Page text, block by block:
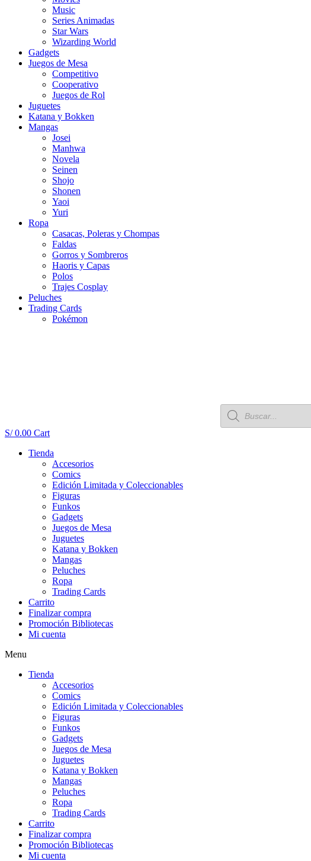
Music
Series Animadas
Star Wars
Wizarding World
Gadgets
Juegos de Mesa
Competitivo
Cooperativo
Juegos de Rol
Juguetes
Katana y Bokken
Mangas
Josei
Manhwa
Novela
Seinen
Shojo
Shonen
Yaoi
Yuri
Ropa
Casacas, Poleras y Chompas
Faldas
Gorros y Sombreros
Haoris y Capas
Polos
Trajes Cosplay
Peluches
Trading Cards
Pokémon
Búsqueda
de
productos
S/0.00 Cart
Tienda
Accesorios
Comics
Edición Limitada y Coleccionables
Figuras
Funkos
Gadgets
Juegos de Mesa
Juguetes
Katana y Bokken
Mangas
Peluches
Ropa
Trading Cards
Carrito
Finalizar compra
Promoción Bibliotecas
Mi cuenta
Menu
Tienda
Accesorios
Comics
Edición Limitada y Coleccionables
Figuras
Funkos
Gadgets
Juegos de Mesa
Juguetes
Katana y Bokken
Mangas
Peluches
Ropa
Trading Cards
Carrito
Finalizar compra
Promoción Bibliotecas
Mi cuenta